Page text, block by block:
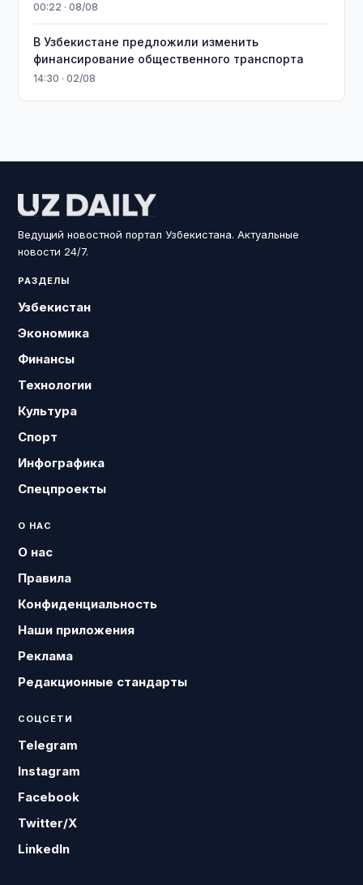
00:22 · 08/08
В Узбекистане предложили изменить
финансирование общественного транспорта
14:30 · 02/08
Ведущий новостной портал Узбекистана. Актуальные
новости 24/7.
РАЗДЕЛЫ
Узбекистан
Экономика
Финансы
Технологии
Культура
Спорт
Инфографика
Спецпроекты
О НАС
О нас
Правила
Конфиденциальность
Наши приложения
Реклама
Редакционные стандарты
СОЦСЕТИ
Telegram
Instagram
Facebook
Twitter/X
LinkedIn